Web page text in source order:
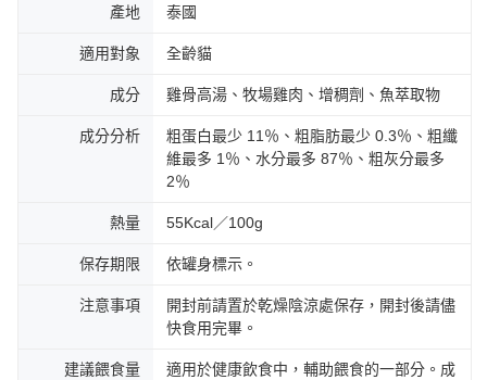
產地 泰國
適用對象 全齡貓
成分 雞骨高湯、牧場雞肉、增稠劑、魚萃取物
成分分析
粗蛋白最少 11％、粗脂肪最少 0.3％、粗纖
維最多 1％、水分最多 87％、粗灰分最多
2％
熱量 55Kcal／100g
保存期限 依罐身標示。
注意事項
開封前請置於乾燥陰涼處保存，開封後請儘
快食用完畢。
建議餵食量
適用於健康飲食中，輔助餵食的一部分。成